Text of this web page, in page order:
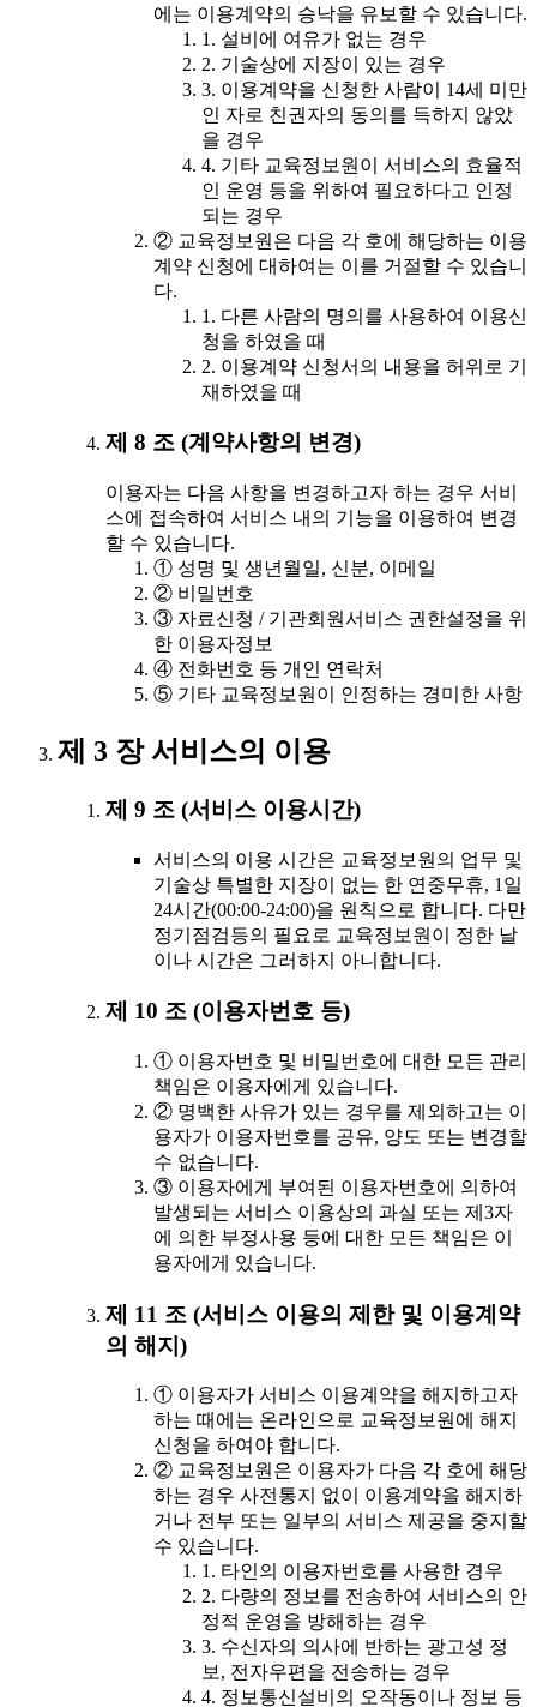
에는 이용계약의 승낙을 유보할 수 있습니다.
1. 설비에 여유가 없는 경우
2. 기술상에 지장이 있는 경우
3. 이용계약을 신청한 사람이 14세 미만
인 자로 친권자의 동의를 득하지 않았
을 경우
4. 기타 교육정보원이 서비스의 효율적
인 운영 등을 위하여 필요하다고 인정
되는 경우
② 교육정보원은 다음 각 호에 해당하는 이용
계약 신청에 대하여는 이를 거절할 수 있습니
다.
1. 다른 사람의 명의를 사용하여 이용신
청을 하였을 때
2. 이용계약 신청서의 내용을 허위로 기
재하였을 때
제 8 조 (계약사항의 변경)
이용자는 다음 사항을 변경하고자 하는 경우 서비
스에 접속하여 서비스 내의 기능을 이용하여 변경
할 수 있습니다.
① 성명 및 생년월일, 신분, 이메일
② 비밀번호
③ 자료신청 / 기관회원서비스 권한설정을 위
한 이용자정보
④ 전화번호 등 개인 연락처
⑤ 기타 교육정보원이 인정하는 경미한 사항
제 3 장 서비스의 이용
제 9 조 (서비스 이용시간)
서비스의 이용 시간은 교육정보원의 업무 및
기술상 특별한 지장이 없는 한 연중무휴, 1일
24시간(00:00-24:00)을 원칙으로 합니다. 다만
정기점검등의 필요로 교육정보원이 정한 날
이나 시간은 그러하지 아니합니다.
제 10 조 (이용자번호 등)
① 이용자번호 및 비밀번호에 대한 모든 관리
책임은 이용자에게 있습니다.
② 명백한 사유가 있는 경우를 제외하고는 이
용자가 이용자번호를 공유, 양도 또는 변경할
수 없습니다.
③ 이용자에게 부여된 이용자번호에 의하여
발생되는 서비스 이용상의 과실 또는 제3자
에 의한 부정사용 등에 대한 모든 책임은 이
용자에게 있습니다.
제 11 조 (서비스 이용의 제한 및 이용계약
의 해지)
① 이용자가 서비스 이용계약을 해지하고자
하는 때에는 온라인으로 교육정보원에 해지
신청을 하여야 합니다.
② 교육정보원은 이용자가 다음 각 호에 해당
하는 경우 사전통지 없이 이용계약을 해지하
거나 전부 또는 일부의 서비스 제공을 중지할
수 있습니다.
1. 타인의 이용자번호를 사용한 경우
2. 다량의 정보를 전송하여 서비스의 안
정적 운영을 방해하는 경우
3. 수신자의 의사에 반하는 광고성 정
보, 전자우편을 전송하는 경우
4. 정보통신설비의 오작동이나 정보 등